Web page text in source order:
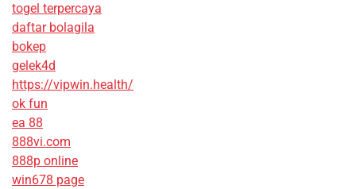
togel terpercaya
daftar bolagila
bokep
gelek4d
https://vipwin.health/
ok fun
ea 88
888vi.com
888p online
win678 page